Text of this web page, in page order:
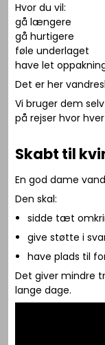
Hvor du vil:
gå længere
gå hurtigere
føle underlaget
have let
Det er her
Vi bruger dem
på rejser hvor
Skabt til
En god dame
Den skal:
sidde tæt
give støtte i
have plads til
Det giver mindre
lange dage.